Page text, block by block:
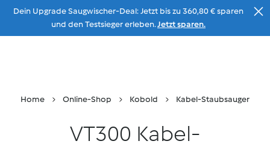
Zum Inhalt
Dein Upgrade Saugwischer-Deal: Jetzt bis zu 360,80 € sparen
und den Testsieger erleben.Jetzt sparen.
Home Online-Shop Kobold Kabel-Staubsauger
VT300 Kabel-